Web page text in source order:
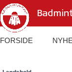
FORSIDE